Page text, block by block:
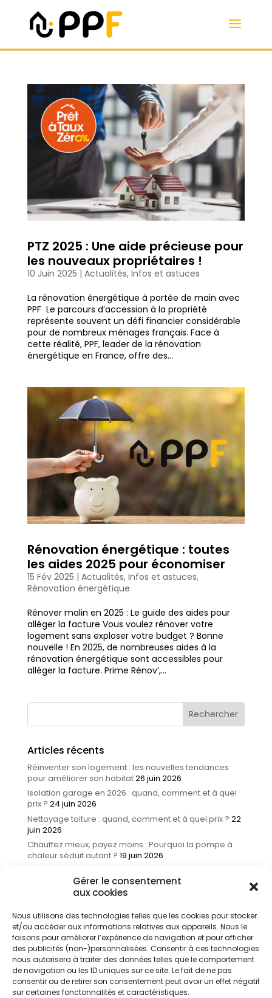
Gérer le consentement
aux cookies
Nous utilisons des technologies telles que les cookies pour stocker
et/ou accéder aux informations relatives aux appareils. Nous le
faisons pour améliorer l’expérience de navigation et pour afficher
des publicités (non-)personnalisées. Consentir à ces technologies
nous autorisera à traiter des données telles que le comportement
de navigation ou les ID uniques sur ce site. Le fait de ne pas
consentir ou de retirer son consentement peut avoir un effet négatif
sur certaines fonctonnalités et caractéristiques.
PTZ 2025 : Une aide précieuse pour
les nouveaux propriétaires !
10 Juin 2025 | Actualités, Infos et astuces
La rénovation énergétique à portée de main avec
PPF Le parcours d’accession à la propriété
représente souvent un défi financier considérable
pour de nombreux ménages français. Face à
cette réalité, PPF, leader de la rénovation
énergétique en France, offre des...
Rénovation énergétique : toutes
les aides 2025 pour économiser
15 Fév 2025 | Actualités, Infos et astuces,
Rénovation énergétique
Rénover malin en 2025 : Le guide des aides pour
alléger la facture Vous voulez rénover votre
logement sans exploser votre budget ? Bonne
nouvelle ! En 2025, de nombreuses aides à la
rénovation énergétique sont accessibles pour
alléger la facture. Prime Rénov’,...
Articles récents
Réinventer son logement : les nouvelles tendances
pour améliorer son habitat26 juin 2026
Isolation garage en 2026 : quand, comment et à quel
prix ? 24 juin 2026
Nettoyage toiture : quand, comment et à quel prix ? 22
juin 2026
Chauffez mieux, payez moins : Pourquoi la pompe à
chaleur séduit autant ? 19 juin 2026
comprendre18 juin 2026
Thèmes du blog
Actualités(14)
Amélioration de l'habitat(161)
Infos et astuces(56)
Non classé(1)
Rénovation énergétique(138)